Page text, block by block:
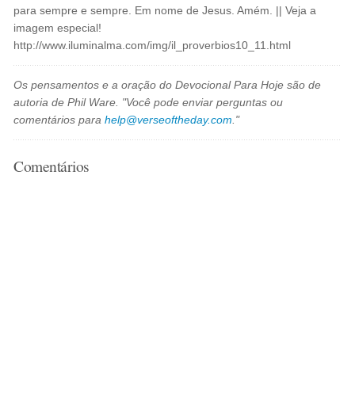
para sempre e sempre. Em nome de Jesus. Amém. || Veja a
imagem especial!
http://www.iluminalma.com/img/il_proverbios10_11.html
Os pensamentos e a oração do Devocional Para Hoje são de
autoria de Phil Ware. "Você pode enviar perguntas ou
comentários parahelp@verseoftheday.com ."
Comentários